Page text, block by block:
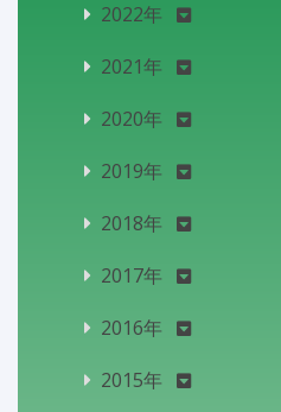
2022年
2021年
2020年
2019年
2018年
2017年
2016年
2015年